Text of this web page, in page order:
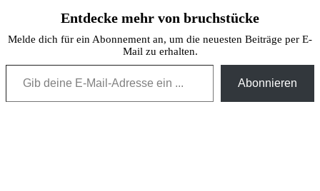
Entdecke mehr von bruchstücke
Melde dich für ein Abonnement an, um die neuesten Beiträge per E-
Mail zu erhalten.
Gib deine E-Mail-Adresse ein ...
Abonnieren